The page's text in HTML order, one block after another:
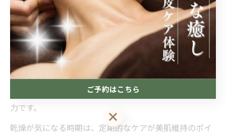
化したリンパマッサージメニューが用意されていること
が多く、肌の水分保持力アップを目指せます。
例えば、中央区や大通周辺では、完全予約制や夜遅くま
で受付可能な店舗もあり、仕事帰りに立ち寄る方も増え
ています。サロンごとに「保湿パック」や「アロマオイ
ル」など、乾燥対策に特化した施術内容が選べるのも魅
力です。
乾燥が気になる時期は、定期的なケアが美肌維持のポイ
ご予約はこちら
ご予約はこちら